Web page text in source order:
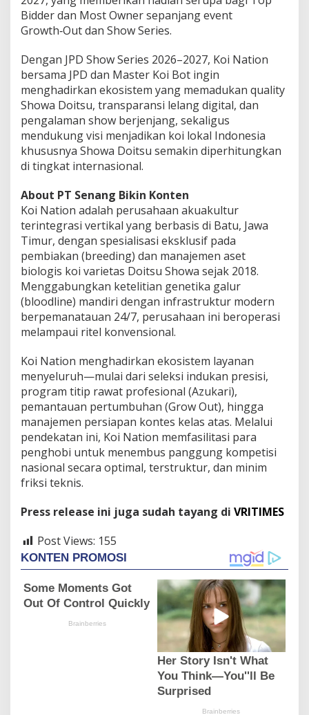
Bidder dan Most Owner sepanjang event
Growth‑Out dan Show Series.
Dengan JPD Show Series 2026–2027, Koi Nation
bersama JPD dan Master Koi Bot ingin
menghadirkan ekosistem yang memadukan quality
Showa Doitsu, transparansi lelang digital, dan
pengalaman show berjenjang, sekaligus
mendukung visi menjadikan koi lokal Indonesia
khususnya Showa Doitsu semakin diperhitungkan
di tingkat internasional.
About PT Senang Bikin Konten
Koi Nation adalah perusahaan akuakultur
terintegrasi vertikal yang berbasis di Batu, Jawa
Timur, dengan spesialisasi eksklusif pada
pembiakan (breeding) dan manajemen aset
biologis koi varietas Doitsu Showa sejak 2018.
Menggabungkan ketelitian genetika galur
(bloodline) mandiri dengan infrastruktur modern
berpemanatauan 24/7, perusahaan ini beroperasi
melampaui ritel konvensional.
Koi Nation menghadirkan ekosistem layanan
menyeluruh—mulai dari seleksi indukan presisi,
program titip rawat profesional (Azukari),
pemantauan pertumbuhan (Grow Out), hingga
manajemen persiapan kontes kelas atas. Melalui
pendekatan ini, Koi Nation memfasilitasi para
penghobi untuk menembus panggung kompetisi
nasional secara optimal, terstruktur, dan minim
friksi teknis.
Press release ini juga sudah tayang di VRITIMES
Post Views: 155